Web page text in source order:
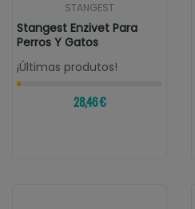
STANGEST
Stangest Enzivet Para
Perros Y Gatos
¡Últimas produtos!
28,46 €